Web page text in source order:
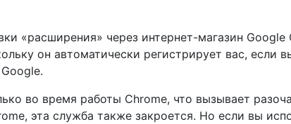
«расширения» через интернет-магазин Google
он автоматически регистрирует вас, если
во время работы Chrome, что вызывает
эта служба также закроется. Но если вы